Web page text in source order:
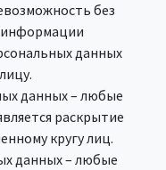
без
информации
данных
данных – любые
раскрытие
кругу лиц.
данных – любые